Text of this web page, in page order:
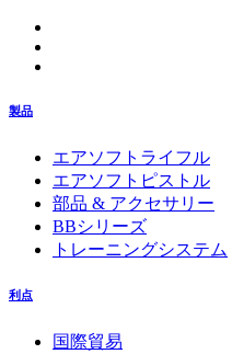
製品
エアソフトライフル
エアソフトピストル
部品 & アクセサリー
BBシリーズ
トレーニングシステム
利点
国際貿易